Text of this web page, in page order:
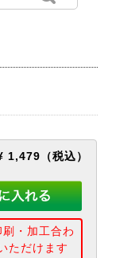
1,479 （税込）
・加工合わ
ただけます